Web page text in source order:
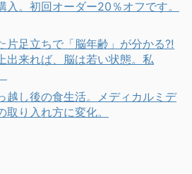
入。初回オーダー20％オフです。
片足立ちで「脳年齢」が分かる⁈
出来れば、脳は若い状態。私
越し後の食生活。メディカルミデ
取り入れ方に変化。